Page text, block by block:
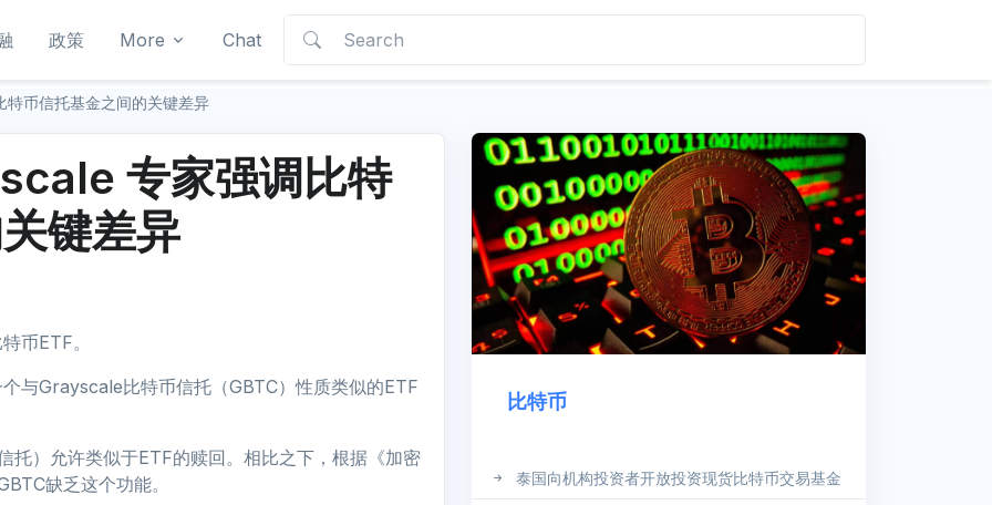
政策 More Chat
币信托基金之间的关键差异
专家强调比特
键差异
币ETF。
与Grayscale比特币信托（GBTC）性质类似的ETF
）允许类似于ETF的赎回。相比之下，根据《加密
缺乏这个功能。
比特币
泰国向机构投资者开放投资现货比特币交易基金